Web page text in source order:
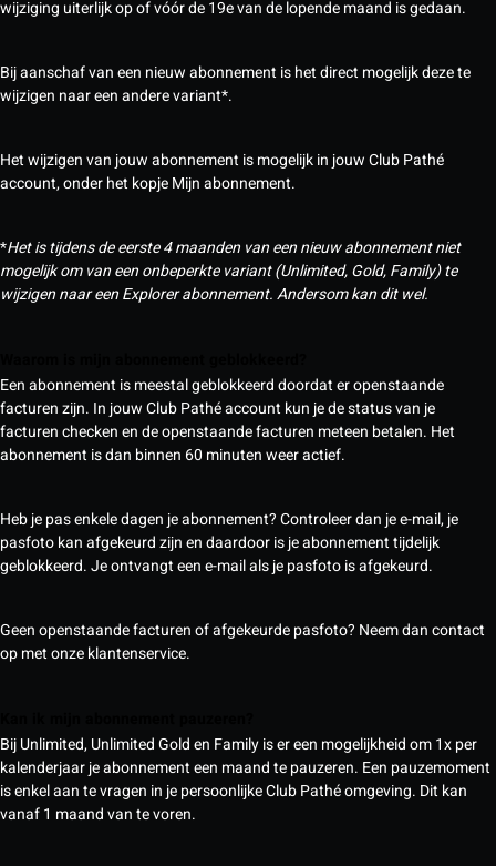
wijziging uiterlijk op of vóór de 19e van de lopende maand is gedaan.
Bij aanschaf van een nieuw abonnement is het direct mogelijk deze te
wijzigen naar een andere variant*.
Het wijzigen van jouw abonnement is mogelijk in jouw Club Pathé
account, onder het kopje Mijn abonnement.
*Het is tijdens de eerste 4 maanden van een nieuw abonnement niet
mogelijk om van een onbeperkte variant (Unlimited, Gold, Family) te
wijzigen naar een Explorer abonnement. Andersom kan dit wel.
Een abonnement is meestal geblokkeerd doordat er openstaande
facturen zijn. In jouw Club Pathé account kun je de status van je
facturen checken en de openstaande facturen meteen betalen. Het
abonnement is dan binnen 60 minuten weer actief.
Heb je pas enkele dagen je abonnement? Controleer dan je e-mail, je
pasfoto kan afgekeurd zijn en daardoor is je abonnement tijdelijk
geblokkeerd. Je ontvangt een e-mail als je pasfoto is afgekeurd.
Geen openstaande facturen of afgekeurde pasfoto? Neem dan contact
op met onze klantenservice.
Bij Unlimited, Unlimited Gold en Family is er een mogelijkheid om 1x per
kalenderjaar je abonnement een maand te pauzeren. Een pauzemoment
is enkel aan te vragen in je persoonlijke Club Pathé omgeving. Dit kan
vanaf 1 maand van te voren.